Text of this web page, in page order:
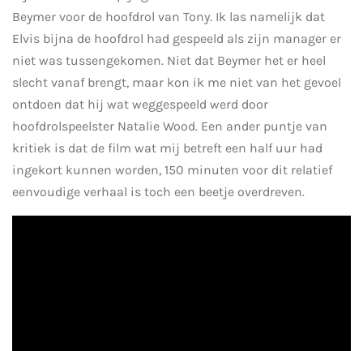
Beymer voor de hoofdrol van Tony. Ik las namelijk dat
Elvis bijna de hoofdrol had gespeeld als zijn manager er
niet was tussengekomen. Niet dat Beymer het er heel
slecht vanaf brengt, maar kon ik me niet van het gevoel
ontdoen dat hij wat weggespeeld werd door
hoofdrolspeelster Natalie Wood. Een ander puntje van
kritiek is dat de film wat mij betreft een half uur had
ingekort kunnen worden, 150 minuten voor dit relatief
eenvoudige verhaal is toch een beetje overdreven.